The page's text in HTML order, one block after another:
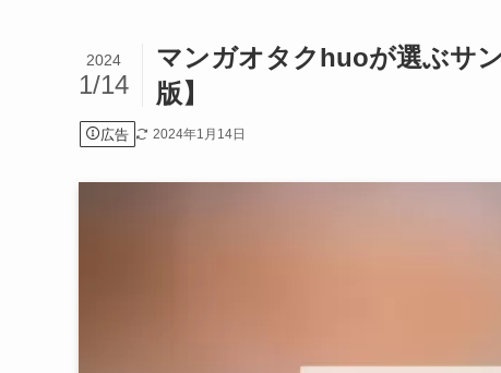
マンガオタクhuoが選ぶサ
版】
2024
1/14
広告 2024年1月14日